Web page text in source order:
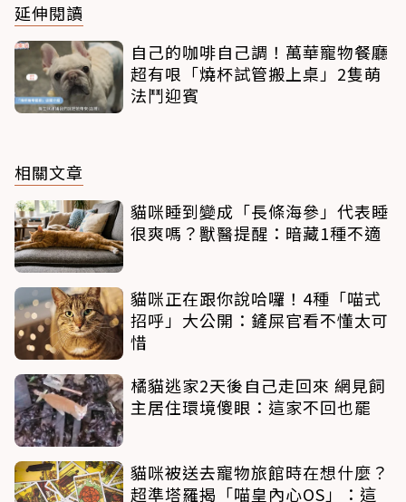
延伸閱讀
自己的咖啡自己調！萬華寵物餐廳
超有哏「燒杯試管搬上桌」2隻萌
法鬥迎賓
相關文章
貓咪睡到變成「長條海參」代表睡
很爽嗎？獸醫提醒：暗藏1種不適
貓咪正在跟你說哈囉！4種「喵式
招呼」大公開：鏟屎官看不懂太可
惜
橘貓逃家2天後自己走回來 網見飼
主居住環境傻眼：這家不回也罷
貓咪被送去寵物旅館時在想什麼？
超準塔羅揭「喵皇內心OS」：這